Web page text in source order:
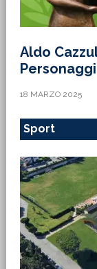
Aldo
18 MARZO 2025
Sport